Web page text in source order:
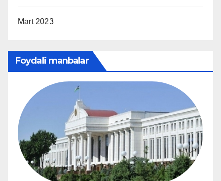
Mart 2023
Foydali manbalar